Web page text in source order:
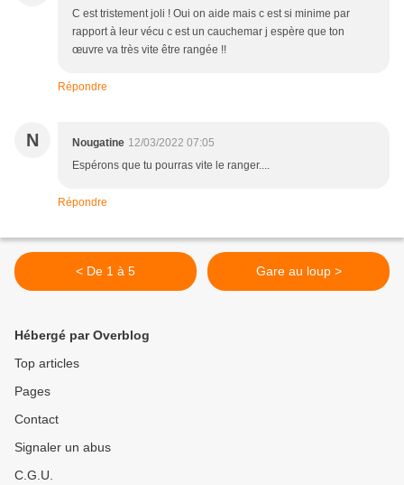
C est tristement joli ! Oui on aide mais c est si minime par
rapport à leur vécu c est un cauchemar j espère que ton
œuvre va très vite être rangée !!
Répondre
N Nougatine 12/03/2022 07:05
Espérons que tu pourras vite le ranger....
Répondre
< De 1 à 5 Gare au loup >
Hébergé par Overblog
Top articles
Pages
Contact
Signaler un abus
C.G.U.